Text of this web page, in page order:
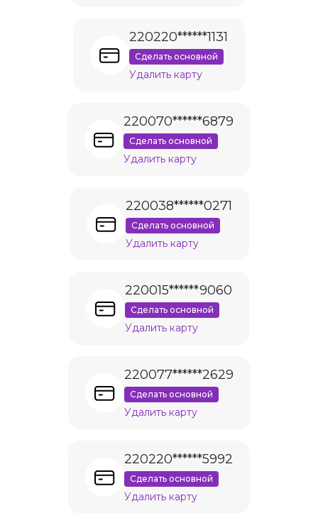
220220******1131
Сделать основной
Удалить карту
220070******6879
Сделать основной
Удалить карту
220038******0271
Сделать основной
Удалить карту
220015******9060
Сделать основной
Удалить карту
220077******2629
Сделать основной
Удалить карту
220220******5992
Сделать основной
Удалить карту